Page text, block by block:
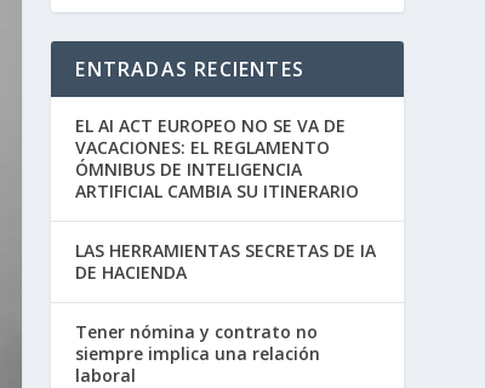
ENTRADAS RECIENTES
EL AI ACT EUROPEO NO SE VA DE
VACACIONES: EL REGLAMENTO
ÓMNIBUS DE INTELIGENCIA
ARTIFICIAL CAMBIA SU ITINERARIO
LAS HERRAMIENTAS SECRETAS DE IA
DE HACIENDA
Tener nómina y contrato no
siempre implica una relación
laboral